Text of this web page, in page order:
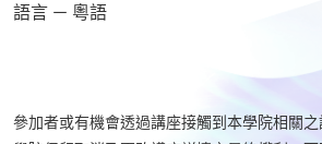
語言 － 粵語
參加者或有機會透過講座接觸到本學院相關之